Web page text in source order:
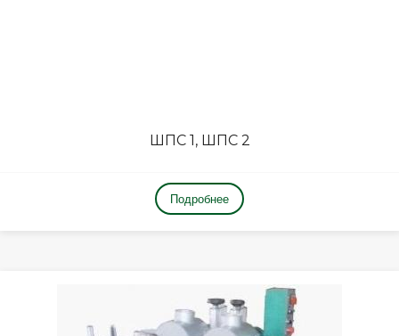
ШПС 1, ШПС 2
Подробнее